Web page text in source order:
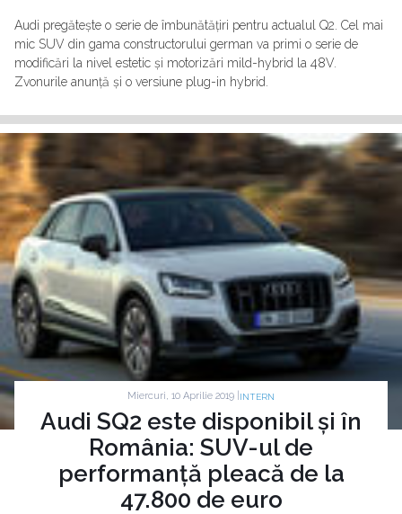
Audi pregătește o serie de îmbunătățiri pentru actualul Q2. Cel mai
mic SUV din gama constructorului german va primi o serie de
modificări la nivel estetic și motorizări mild-hybrid la 48V.
Zvonurile anunță și o versiune plug-in hybrid.
Miercuri, 10 Aprilie 2019 | INTERN
Audi SQ2 este disponibil și în
România: SUV-ul de
performanță pleacă de la
47.800 de euro